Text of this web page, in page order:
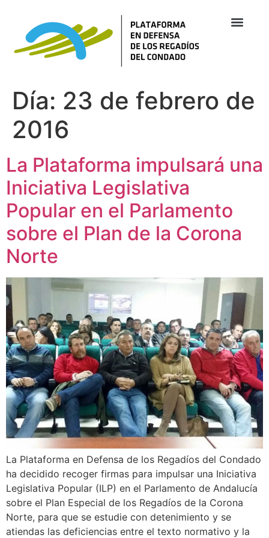
Día: 23 de febrero de
2016
La Plataforma impulsará una
Iniciativa Legislativa
Popular en el Parlamento
sobre el Plan de la Corona
Norte
La Plataforma en Defensa de los Regadíos del Condado
ha decidido recoger firmas para impulsar una Iniciativa
Legislativa Popular (ILP) en el Parlamento de Andalucía
sobre el Plan Especial de los Regadíos de la Corona
Norte, para que se estudie con detenimiento y se
atiendas las deficiencias entre el texto normativo y la